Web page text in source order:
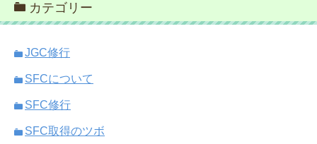
カテゴリー
JGC修行
SFCについて
SFC修行
SFC取得のツボ